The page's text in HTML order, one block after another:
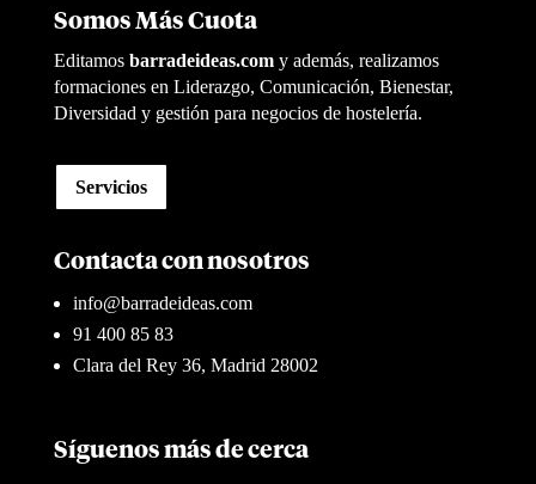
Somos Más Cuota
Editamosbarradeideas.com y además, realizamos
formaciones en Liderazgo, Comunicación, Bienestar,
Diversidad y gestión para negocios de hostelería.
Servicios
Contacta con nosotros
info@barradeideas.com
91 400 85 83
Clara del Rey 36, Madrid 28002
Síguenos más de cerca